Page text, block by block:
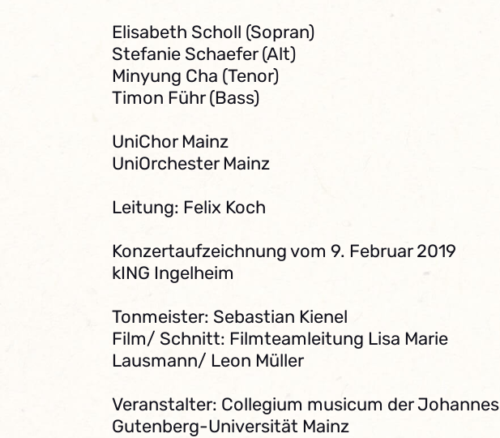
Elisabeth Scholl (Sopran)
Stefanie Schaefer (Alt)
Minyung Cha (Tenor)
Timon Führ (Bass)
UniChor Mainz
UniOrchester Mainz
Leitung: Felix Koch
Konzertaufzeichnung vom 9. Februar 2019
kING Ingelheim
Tonmeister: Sebastian Kienel
Film/ Schnitt: Filmteamleitung Lisa Marie
Lausmann/ Leon Müller
Veranstalter: Collegium musicum der Johannes
Gutenberg-Universität Mainz